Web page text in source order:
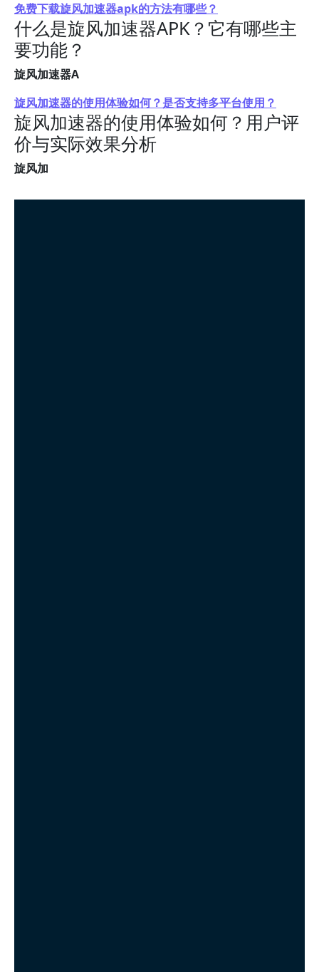
免费下载旋风加速器apk的方法有哪些？
什么是旋风加速器APK？它有哪些主
要功能？
旋风加速器A
旋风加速器的使用体验如何？是否支持多平台使用？
旋风加速器的使用体验如何？用户评
价与实际效果分析
旋风加